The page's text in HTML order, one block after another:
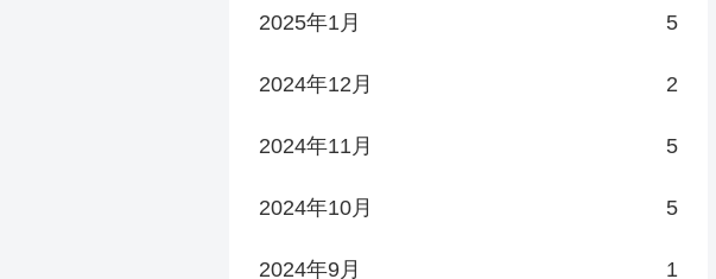
2025年1月 5
2024年12月 2
2024年11月 5
2024年10月 5
2024年9月 1